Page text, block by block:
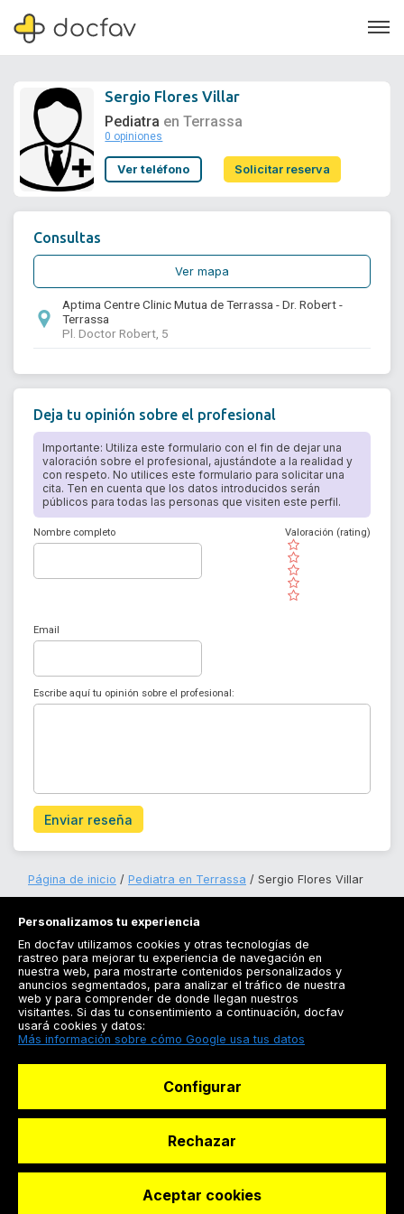
Soporte
Sergio Flores Villar
Pediatra en Terrassa
0 opiniones
Ver teléfono Solicitar reserva
Consultas
Ver mapa
Aptima Centre Clinic Mutua de Terrassa - Dr. Robert -
Terrassa
Pl. Doctor Robert, 5
Deja tu opinión sobre el profesional
Importante: Utiliza este formulario con el fin de dejar una
valoración sobre el profesional, ajustándote a la realidad y
con respeto. No utilices este formulario para solicitar una
cita. Ten en cuenta que los datos introducidos serán
públicos para todas las personas que visiten este perfil.
Nombre completo
( )
( )
( )
( )
( )
Valoración (rating)
Email
Escribe aquí tu opinión sobre el profesional:
Enviar reseña
Página de inicio Pediatra en Terrassa Sergio Flores Villar
Registrarse
Docfav
© Dashboard Technologies S.L
Personalizamos tu experiencia
En docfav utilizamos cookies y otras tecnologías de
rastreo para mejorar tu experiencia de navegación en
nuestra web, para mostrarte contenidos personalizados y
anuncios segmentados, para analizar el tráfico de nuestra
web y para comprender de donde llegan nuestros
visitantes. Si das tu consentimiento a continuación, docfav
usará cookies y datos:
Más información sobre cómo Google usa tus datos
Configurar
Rechazar
Aceptar cookies